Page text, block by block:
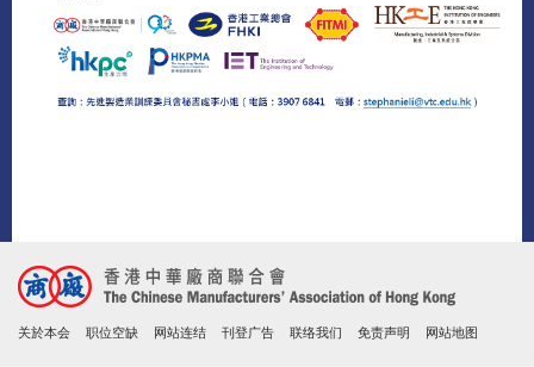
关於本会 职位空缺 网站连结 刊登广告 联络我们 免责声明 网站地图